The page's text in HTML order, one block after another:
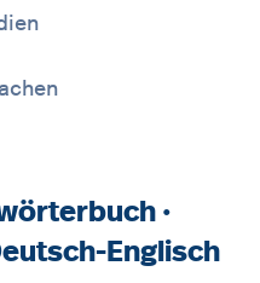
·
Englisch